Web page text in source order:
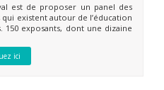
est de proposer un panel des
existent autour de l’éducation
exposants, dont une dizaine
ici